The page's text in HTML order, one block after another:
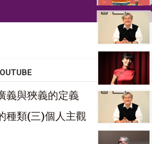
義與狹義的定義
種類(三)個人主觀